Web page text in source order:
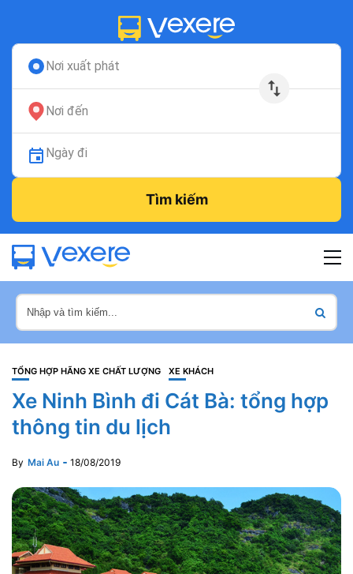
Nơi xuất phát
Nơi đến
Ngày đi
Tìm kiếm
TỔNG HỢP HÃNG XE CHẤT LƯỢNG XE KHÁCH
Xe Ninh Bình đi Cát Bà: tổng hợp
thông tin du lịch
By Mai Au 18/08/2019